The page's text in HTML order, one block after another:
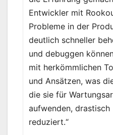
Entwickler mit
Probleme in der
deutlich schneller
und debuggen
mit herkömmlichen
und Ansätzen, was
die sie für
aufwenden, drastisch
reduziert.“